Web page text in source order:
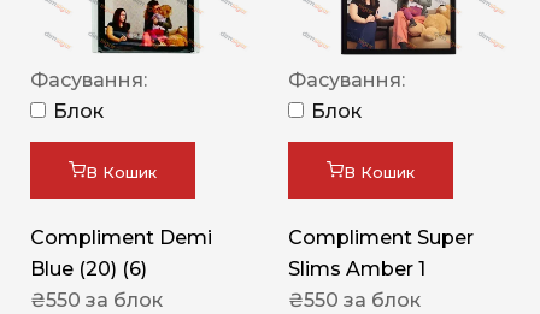
Фасування:
Блок
В Кошик
Compliment Demi
Blue (20) (6)
₴550 за блок
Фасування:
Блок
В Кошик
Compliment Super
Slims Amber 1
₴550 за блок